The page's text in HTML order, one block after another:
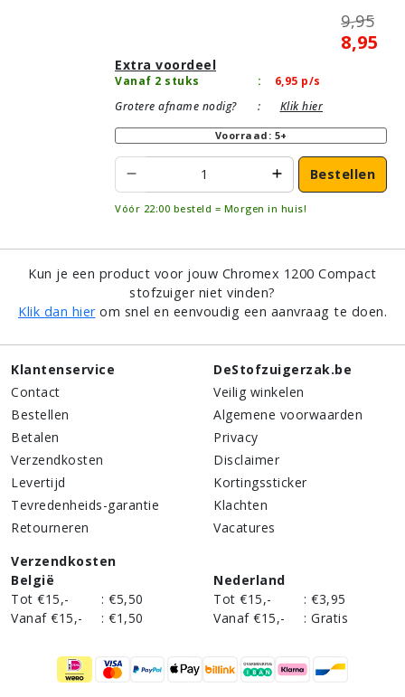
9,95
8,95
Extra voordeel
Vanaf 2 stuks : 6,95 p/s
Grotere afname nodig?
: Klik hier
Voorraad: 5+
Bestellen
Vóór 22:00 besteld = Morgen in huis!
Kun je een product voor jouw Chromex 1200 Compact
stofzuiger niet vinden?
Klik dan hierom snel en eenvoudig een aanvraag te doen.
Klantenservice
Contact
Bestellen
Betalen
Verzendkosten
Levertijd
Tevredenheids-garantie
Retourneren
DeStofzuigerzak.be
Veilig winkelen
Algemene voorwaarden
Privacy
Disclaimer
Kortingssticker
Klachten
Vacatures
Verzendkosten
België
Tot €15,-
: €5,50
Vanaf €15,-
: €1,50
Nederland
Tot €15,-
: €3,95
Vanaf €15,-
: Gratis